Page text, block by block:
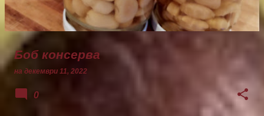
Боб консерва
на декември 11, 2022
0